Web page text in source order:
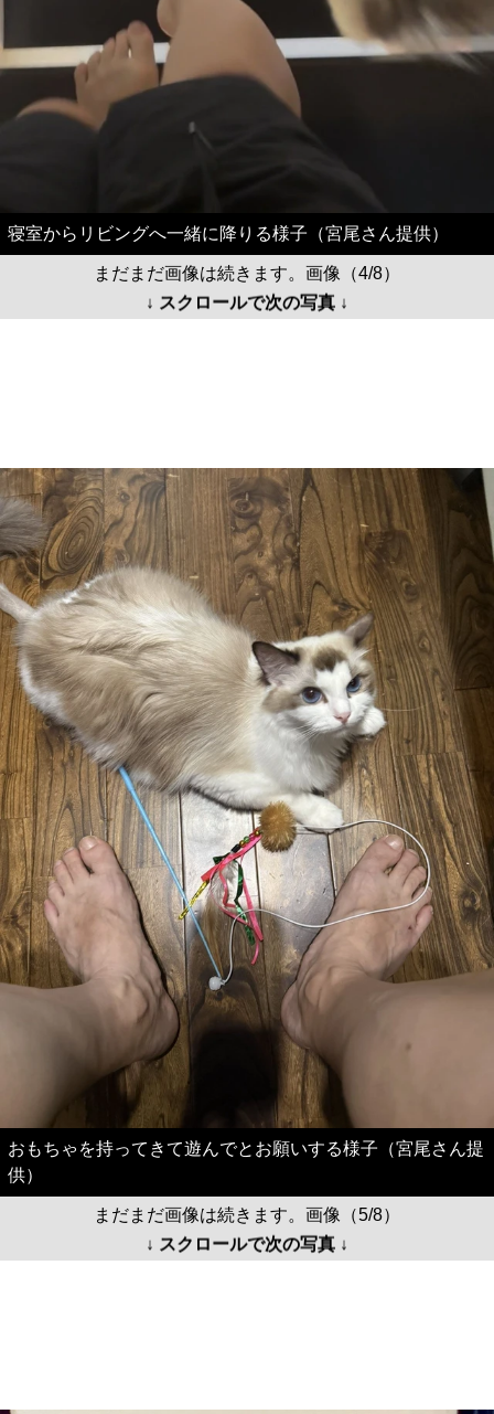
寝室からリビングへ一緒に降りる様子（宮尾さん提供）
まだまだ画像は続きます。画像（4/8）
↓ スクロールで次の写真 ↓
おもちゃを持ってきて遊んでとお願いする様子（宮尾さん提
供）
まだまだ画像は続きます。画像（5/8）
↓ スクロールで次の写真 ↓